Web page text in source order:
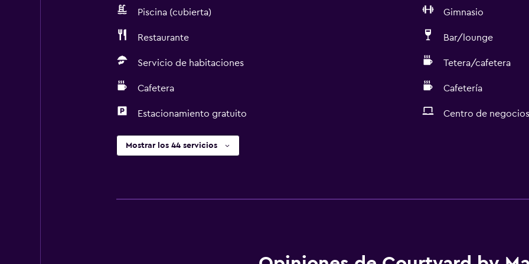
Piscina (cubierta) Gimnasio
Restaurante Bar/lounge
Servicio de habitaciones Tetera/cafetera
Cafetera Cafetería
Estacionamiento gratuito Centro de negocios
Mostrar los 44 servicios